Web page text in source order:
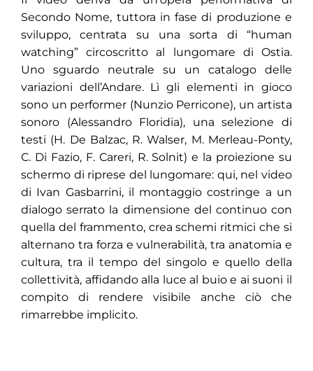
Secondo Nome, tuttora in fase di produzione e
sviluppo, centrata su una sorta di “human
watching” circoscritto al lungomare di Ostia.
Uno sguardo neutrale su un catalogo delle
variazioni dell’Andare. Lì gli elementi in gioco
sono un performer (Nunzio Perricone), un artista
sonoro (Alessandro Floridia), una selezione di
testi (H. De Balzac, R. Walser, M. Merleau-Ponty,
C. Di Fazio, F. Careri, R. Solnit) e la proiezione su
schermo di riprese del lungomare: qui, nel video
di Ivan Gasbarrini, il montaggio costringe a un
dialogo serrato la dimensione del continuo con
quella del frammento, crea schemi ritmici che si
alternano tra forza e vulnerabilità, tra anatomia e
cultura, tra il tempo del singolo e quello della
collettività, affidando alla luce al buio e ai suoni il
compito di rendere visibile anche ciò che
rimarrebbe implicito.